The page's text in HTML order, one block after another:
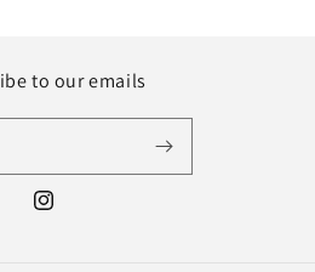
to our emails
Instagram